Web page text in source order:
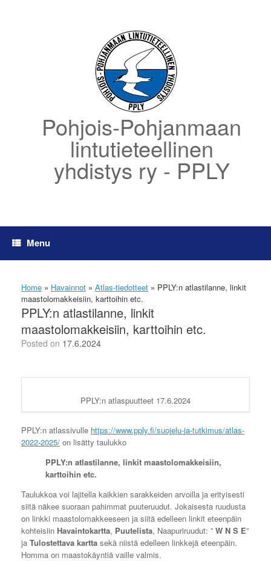
Pohjois-Pohjanmaan
lintutieteellinen
yhdistys ry - PPLY
Menu
Home » Havainnot » Atlas-tiedotteet » PPLY:n atlastilanne, linkit
maastolomakkeisiin, karttoihin etc.
PPLY:n atlastilanne, linkit
maastolomakkeisiin, karttoihin etc.
Posted on 17.6.2024
PPLY:n atlaspuutteet 17.6.2024
PPLY:n atlassivulle https://www.pply.fi/suojelu-ja-tutkimus/atlas-
2022-2025/ on lisätty taulukko
PPLY:n atlastilanne, linkit maastolomakkeisiin,
karttoihin etc.
Taulukkoa voi lajitella kaikkien sarakkeiden arvoilla ja erityisesti
siitä näkee suoraan pahimmat puuteruudut. Jokaisesta ruudusta
on linkki maastolomakkeeseen ja siitä edelleen linkit eteenpäin
kohteisiin Havaintokartta, Puutelista, Naapuriruudut: ” W N S E”
ja Tulostettava kartta sekä niistä edelleen linkkejä eteenpäin.
Homma on maastokäyntiä vaille valmis.